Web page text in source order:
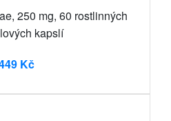
250 mg, 60 rostlinných
kapslí
Kč